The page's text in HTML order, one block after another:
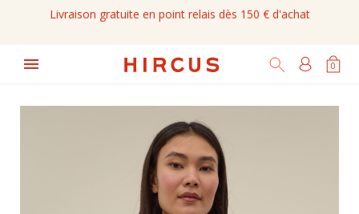
Livraison gratuite en point relais dès 150 € d'achat
0